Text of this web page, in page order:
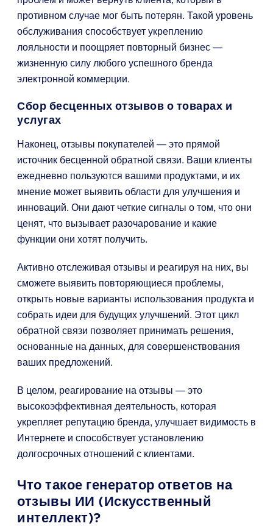
противном случае мог быть потерян. Такой уровень
обслуживания способствует укреплению
лояльности и поощряет повторный бизнес —
жизненную силу любого успешного бренда
электронной коммерции.
Сбор бесценных отзывов о товарах и
услугах
Наконец, отзывы покупателей — это прямой
источник бесценной обратной связи. Ваши клиенты
ежедневно пользуются вашими продуктами, и их
мнение может выявить области для улучшения и
инноваций. Они дают четкие сигналы о том, что они
ценят, что вызывает разочарование и какие
функции они хотят получить.
Активно отслеживая отзывы и реагируя на них, вы
сможете выявить повторяющиеся проблемы,
открыть новые варианты использования продукта и
собрать идеи для будущих улучшений. Этот цикл
обратной связи позволяет принимать решения,
основанные на данных, для совершенствования
ваших предложений.
В целом, реагирование на отзывы — это
высокоэффективная деятельность, которая
укрепляет репутацию бренда, улучшает видимость в
Интернете и способствует установлению
долгосрочных отношений с клиентами.
Что такое генератор ответов на
отзывы ИИ (Искусственный
интеллект)?